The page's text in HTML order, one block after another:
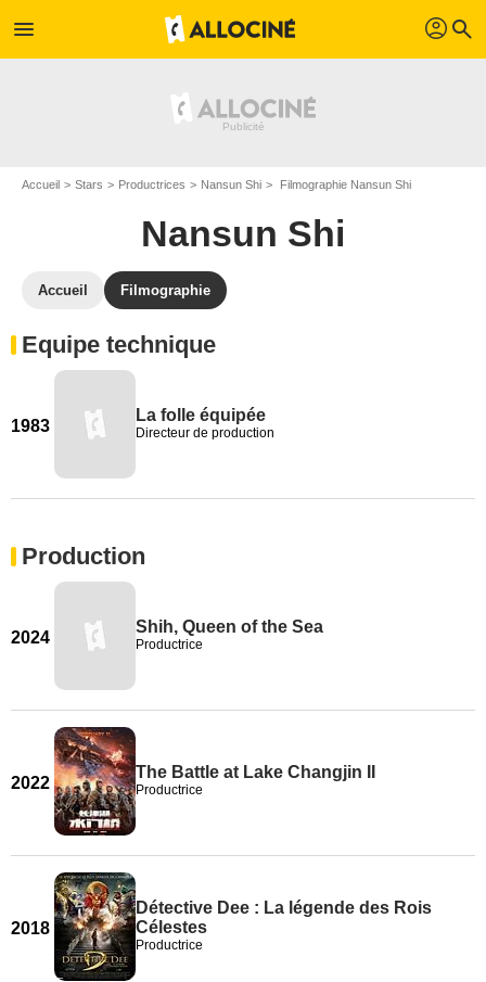
menu profil search
Accueil Stars Productrices Nansun Shi Filmographie Nansun Shi
Nansun Shi
Accueil Filmographie
Equipe technique
1983
La folle équipée
Directeur de production
Production
2024
Shih, Queen of the Sea
Productrice
2022
The Battle at Lake Changjin II
Productrice
2018
Détective Dee : La légende des Rois
Célestes
Productrice